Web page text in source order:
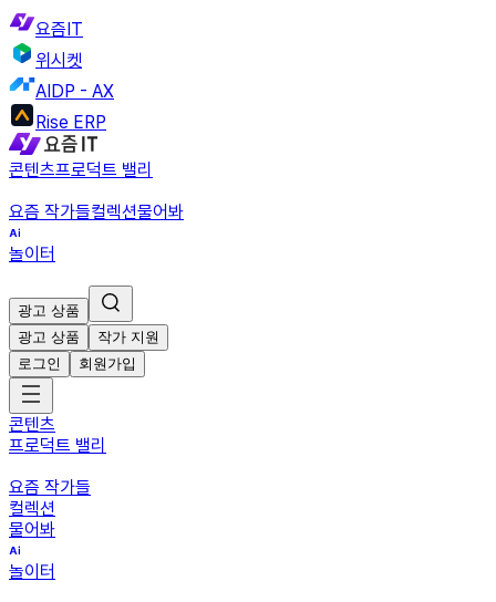
요즘IT
위시켓
AIDP - AX
Rise ERP
콘텐츠프로덕트 밸리
요즘 작가들컬렉션물어봐
놀이터
광고 상품
광고 상품
작가 지원
로그인
회원가입
콘텐츠
프로덕트 밸리
요즘 작가들
컬렉션
물어봐
놀이터